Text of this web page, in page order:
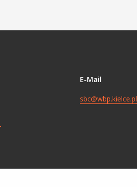
E-Mail
sbc@wbp.kielce.pl